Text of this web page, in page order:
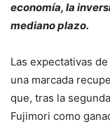
economía, la
mediano plazo.
Las expectativas
una marcada
que, tras la
Fujimori como